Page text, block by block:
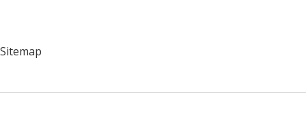
Sitemap